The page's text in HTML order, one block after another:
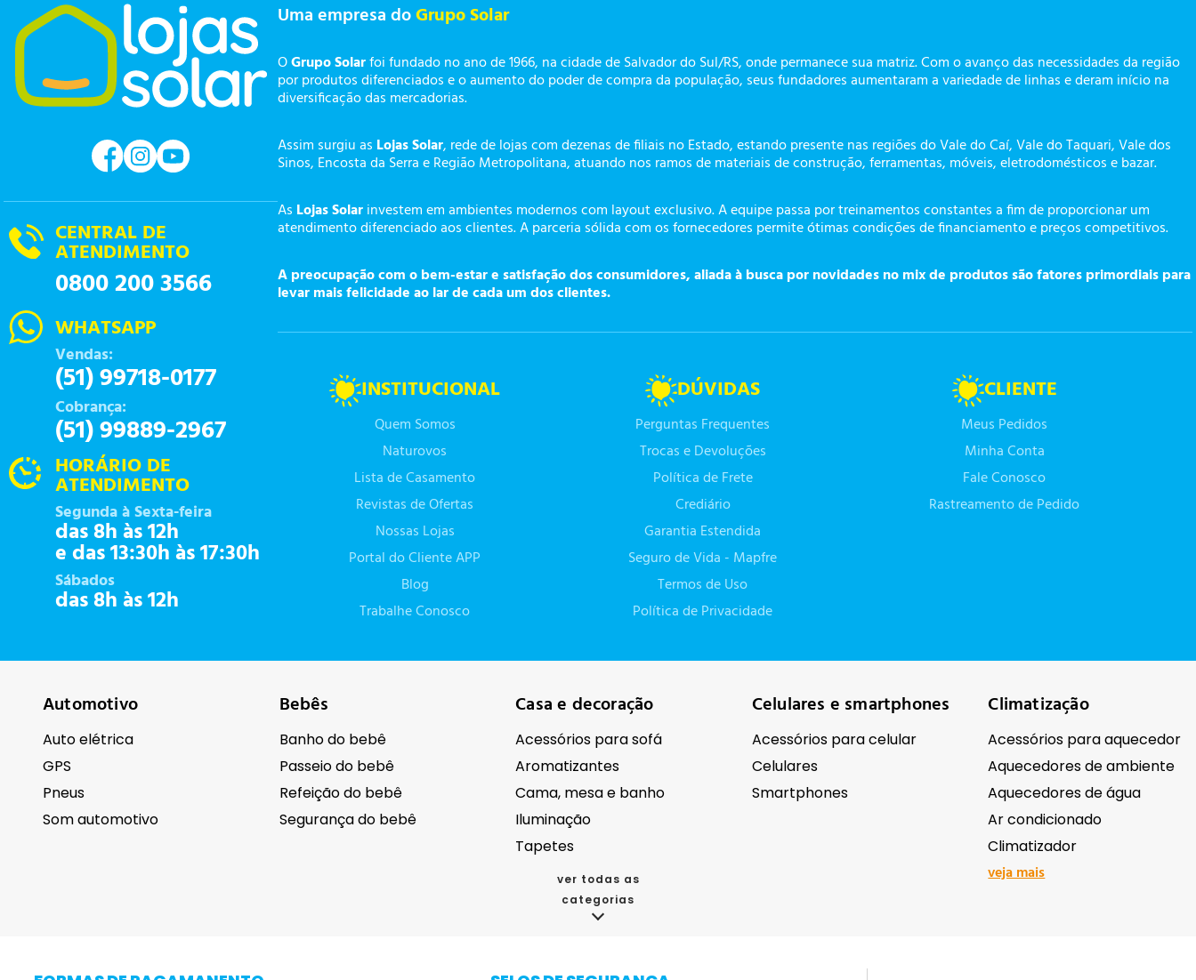
CENTRAL DE
ATENDIMENTO
0800 200 3566
WHATSAPP
Vendas:
(51) 99718-0177
Cobrança:
(51) 99889-2967
HORÁRIO DE
ATENDIMENTO
Segunda à Sexta-feira
das 8h às 12h
e das 13:30h às 17:30h
Sábados
das 8h às 12h
Uma empresa doGrupo Solar
OGrupo Solarfoi fundado no ano de 1966, na cidade de Salvador do Sul/RS, onde permanece sua matriz. Com o avanço das necessidades da região
por produtos diferenciados e o aumento do poder de compra da população, seus fundadores aumentaram a variedade de linhas e deram início na
diversificação das mercadorias.
Assim surgiu as Lojas Solar, rede de lojas com dezenas de filiais no Estado, estando presente nas regiões do Vale do Caí, Vale do Taquari, Vale dos
Sinos, Encosta da Serra e Região Metropolitana, atuando nos ramos de materiais de construção, ferramentas, móveis, eletrodomésticos e bazar.
As Lojas Solarinvestem em ambientes modernos com layout exclusivo. A equipe passa por treinamentos constantes a fim de proporcionar um
atendimento diferenciado aos clientes. A parceria sólida com os fornecedores permite ótimas condições de financiamento e preços competitivos.
A preocupação com o bem-estar e satisfação dos consumidores, aliada à busca por novidades no mix de produtos são fatores primordiais para
levar mais felicidade ao lar de cada um dos clientes.
INSTITUCIONAL
Quem Somos
Naturovos
Lista de Casamento
Revistas de Ofertas
Nossas Lojas
Portal do Cliente APP
Blog
Trabalhe Conosco
DÚVIDAS
Perguntas Frequentes
Trocas e Devoluções
Política de Frete
Crediário
Garantia Estendida
Seguro de Vida - Mapfre
Termos de Uso
Política de Privacidade
CLIENTE
Meus Pedidos
Minha Conta
Fale Conosco
Rastreamento de Pedido
Automotivo
Auto elétrica
GPS
Pneus
Som automotivo
Bebês
Banho do bebê
Passeio do bebê
Refeição do bebê
Segurança do bebê
Casa e decoração
Acessórios para sofá
Aromatizantes
Cama, mesa e banho
Iluminação
Tapetes
Celulares e smartphones
Acessórios para celular
Celulares
Smartphones
Climatização
Acessórios para aquecedor
Aquecedores de ambiente
Aquecedores de água
Ar condicionado
Climatizador
veja mais
ver todas as
categorias